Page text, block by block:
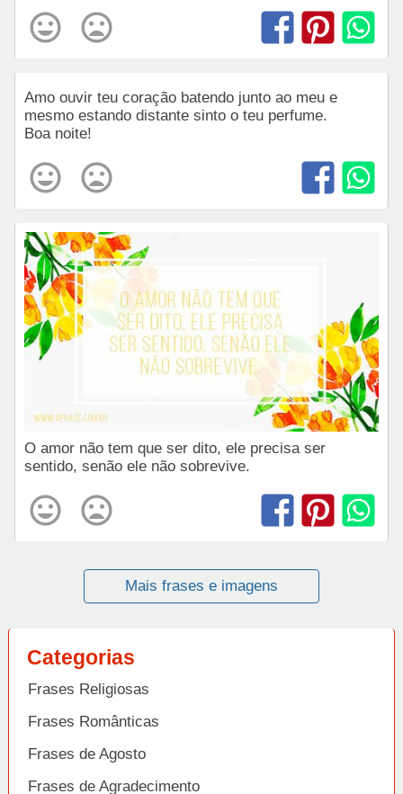
Amo ouvir teu coração batendo junto ao meu e
mesmo estando distante sinto o teu perfume.
Boa noite!
O amor não tem que ser dito, ele precisa ser
sentido, senão ele não sobrevive.
Mais frases e imagens
Categorias
Frases Religiosas
Frases Românticas
Frases de Agosto
Frases de Agradecimento